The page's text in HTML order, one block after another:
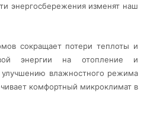
энергосбережения изменят наш
сокращает потери теплоты и
энергии на отопление и
улучшению влажностного режима
комфортный микроклимат в